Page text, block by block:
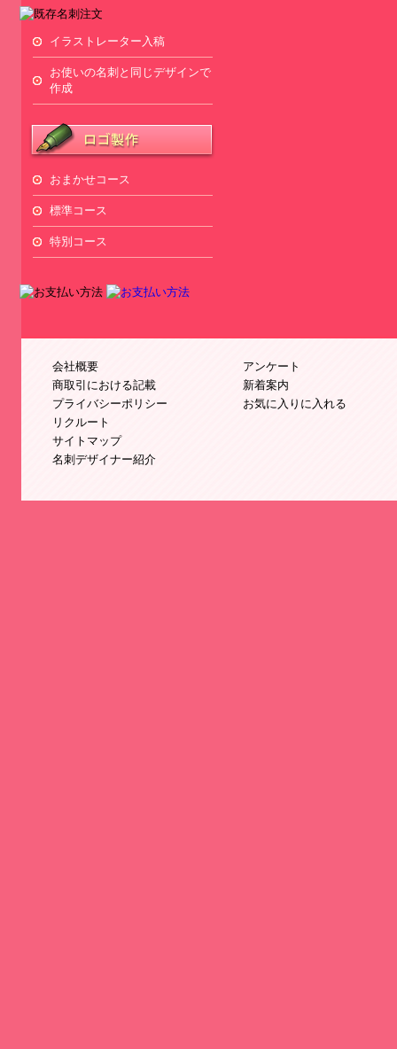
イラストレーター入稿
お使いの名刺と同じデザインで
作成
おまかせコース
標準コース
特別コース
会社概要
商取引における記載
プライバシーポリシー
リクルート
サイトマップ
名刺デザイナー紹介
アンケート
新着案内
お気に入りに入れる